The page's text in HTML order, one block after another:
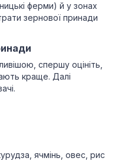
ферми) й у зонах
зернової принади
спершу оцініть,
краще. Далі
ячмінь, овес, рис